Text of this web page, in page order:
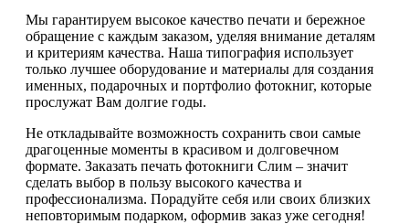
Мы гарантируем высокое качество печати и бережное
обращение с каждым заказом, уделяя внимание деталям
и критериям качества. Наша типография использует
только лучшее оборудование и материалы для создания
именных, подарочных и портфолио фотокниг, которые
прослужат Вам долгие годы.
Не откладывайте возможность сохранить свои самые
драгоценные моменты в красивом и долговечном
формате. Заказать печать фотокниги Слим – значит
сделать выбор в пользу высокого качества и
профессионализма. Порадуйте себя или своих близких
неповторимым подарком, оформив заказ уже сегодня!